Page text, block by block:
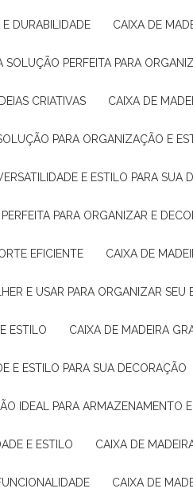
E DURABILIDADE CAIXA DE
SOLUÇÃO PERFEITA PARA
CRIATIVAS CAIXA DE
PARA ORGANIZAÇÃO E
E ESTILO PARA SUA
PARA ORGANIZAR E
EFICIENTE CAIXA DE
E USAR PARA ORGANIZAR SEU
ESTILO CAIXA DE MADEIRA
E ESTILO PARA SUA DECORAÇÃO
IDEAL PARA
E ESTILO CAIXA DE
CAIXA DE